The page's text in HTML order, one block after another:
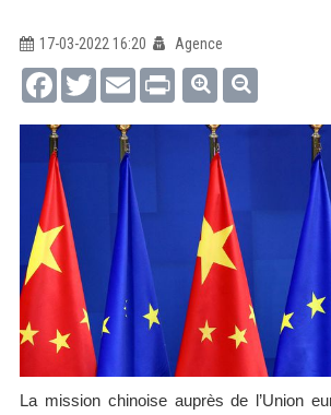
17-03-2022 16:20
Agence
FacebookTwitterEmail Print
La mission chinoise auprès de l’Union